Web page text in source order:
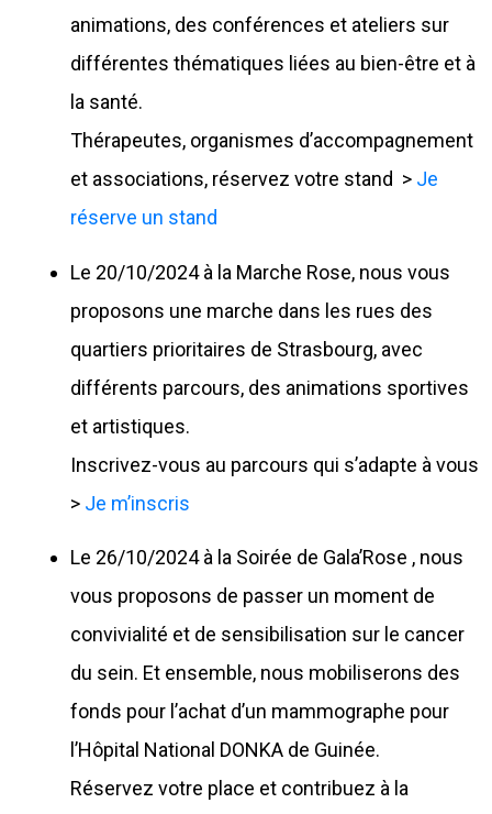
animations, des conférences et ateliers sur
différentes thématiques liées au bien-être et à
la santé.
Thérapeutes, organismes d’accompagnement
et associations, réservez votre stand > Je
réserve un stand
Le 20/10/2024 à la Marche Rose, nous vous
proposons une marche dans les rues des
quartiers prioritaires de Strasbourg, avec
différents parcours, des animations sportives
et artistiques.
Inscrivez-vous au parcours qui s’adapte à vous
> Je m’inscris
Le 26/10/2024 à la Soirée de Gala’Rose , nous
vous proposons de passer un moment de
convivialité et de sensibilisation sur le cancer
du sein. Et ensemble, nous mobiliserons des
fonds pour l’achat d’un mammographe pour
l’Hôpital National DONKA de Guinée.
Réservez votre place et contribuez à la